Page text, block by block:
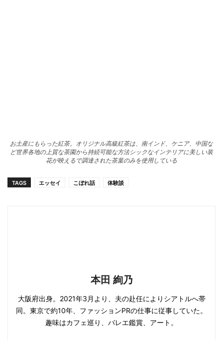
お土産にもらった紅茶。オリジナル高級紅茶は、南インド、ケニア、中国な
ど世界各地の上質な茶園から持続可能な方法シックなインテリアに美しい装
花が映えるで調達された茶葉のみを使用している
TAGS エッセイ こぼれ話 体験談
本田 絢乃
大阪府出身。2021年3月より、夫の赴任によりシアトルへ帯
同。東京で約10年、ファッションPRの仕事に従事していた。
趣味はカフェ巡り、バレエ鑑賞、アート。